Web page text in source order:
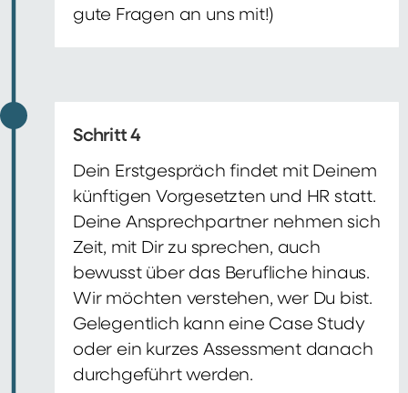
gute Fragen an uns mit!)
Schritt 4
Dein Erstgespräch findet mit Deinem
künftigen Vorgesetzten und HR statt.
Deine Ansprechpartner nehmen sich
Zeit, mit Dir zu sprechen, auch
bewusst über das Berufliche hinaus.
Wir möchten verstehen, wer Du bist.
Gelegentlich kann eine Case Study
oder ein kurzes Assessment danach
durchgeführt werden.